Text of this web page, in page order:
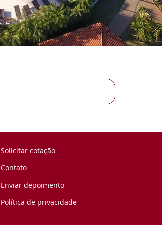
Solicitar cotação
Contato
Enviar depoimento
Política de privacidade